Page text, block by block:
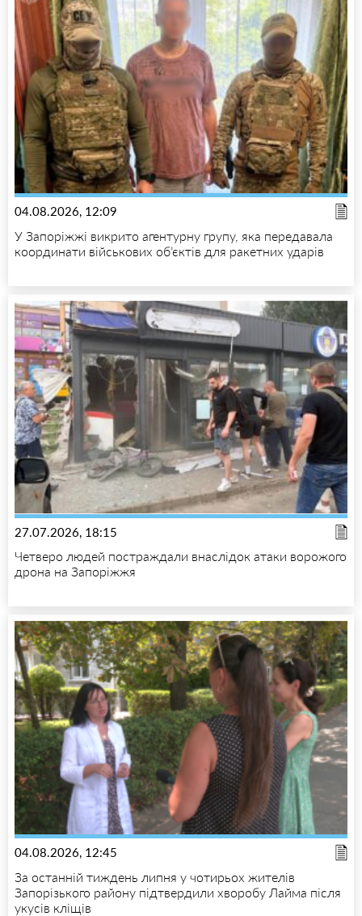
04.08.2026, 12:09
У Запоріжжі викрито агентурну групу, яка передавала
координати військових об’єктів для ракетних ударів
27.07.2026, 18:15
Четверо людей постраждали внаслідок атаки ворожого
дрона на Запоріжжя
04.08.2026, 12:45
За останній тиждень липня у чотирьох жителів
Запорізького району підтвердили хворобу Лайма після
укусів кліщів